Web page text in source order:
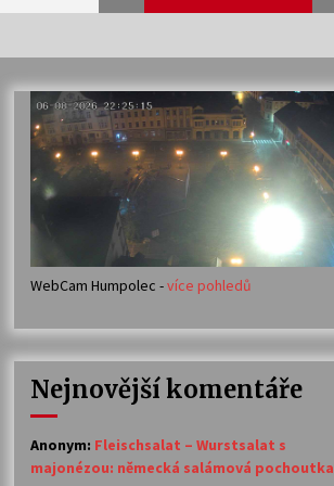
Veselí muzikanti
30. 7. 2026
Votavžatský ploty
23. 7. 2026
14. 7. 2026
30. 6. 2026
WebCam Humpolec -více pohledů
Nejnovější komentáře
Anonym: Fleischsalat – Wurstsalat s
majonézou: německá salámová pochoutka